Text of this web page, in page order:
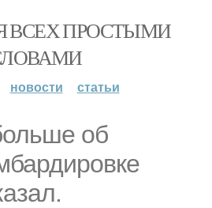
ВСЕХ ПРОСТЫМИ
новости статьи
об